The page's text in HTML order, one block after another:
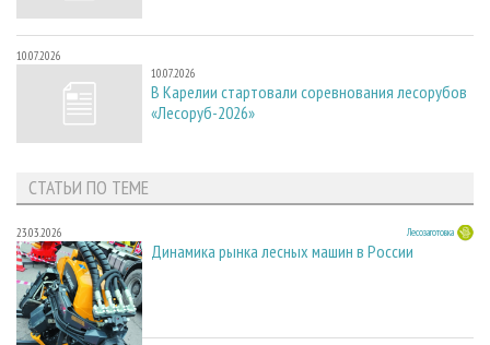
10.07.2026
10.07.2026
В Карелии стартовали соревнования лесорубов
«Лесоруб-2026»
СТАТЬИ ПО ТЕМЕ
23.03.2026 Лесозаготовка
Динамика рынка лесных машин в России